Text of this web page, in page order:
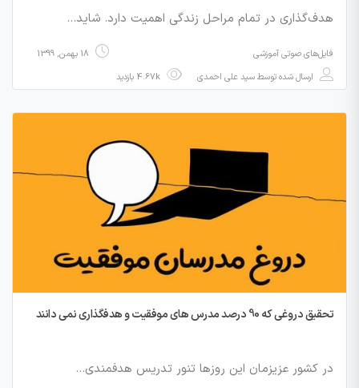
هدف‌گذاری در تمام مراحل زندگی اهمیت دارد. شاید…
فایل‌های صوتی آموزشی
18 بهمن, 1399
ارسال شده توسطسید علی احمدی
تحقیق دروغی که 90 درصد مدرس های موفقیت و هدفگذاری نمی دانند
در کشور عزیزمان این روزها تنور تدریس هدفمندی…